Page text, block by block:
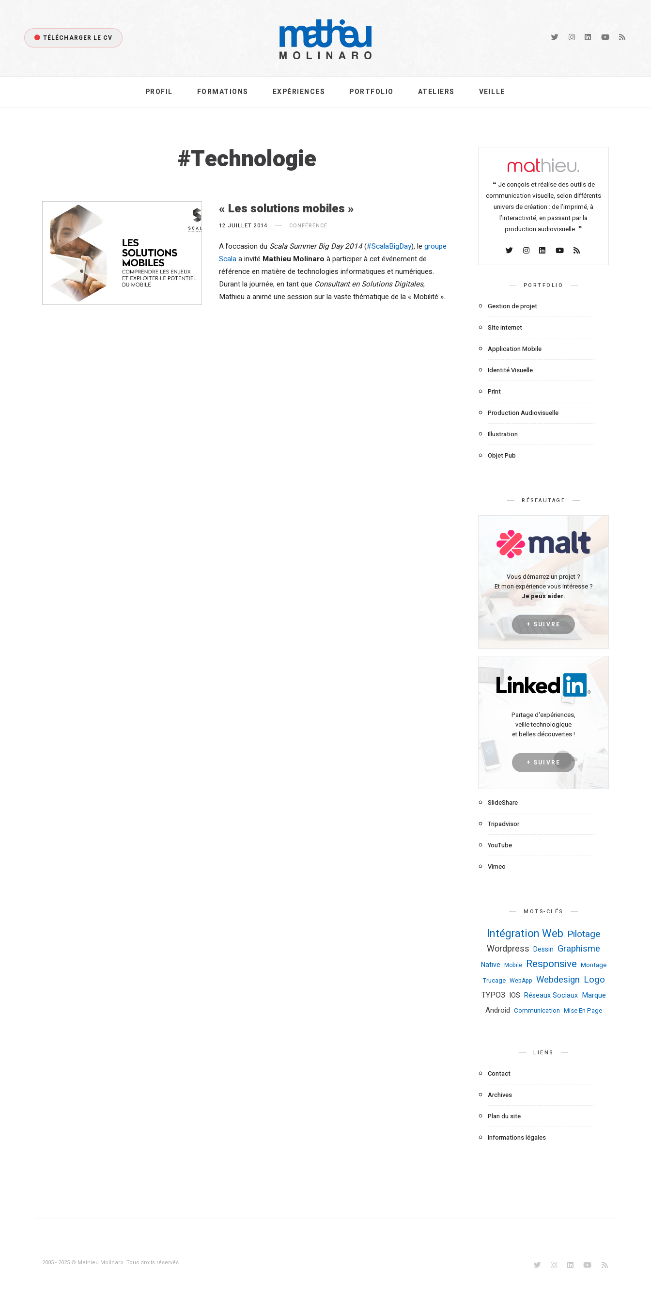
TÉLÉCHARGER LE CV
PROFIL FORMATIONS EXPÉRIENCES PORTFOLIO ATELIERS VEILLE
Tag:
Technologie
« Les solutions mobiles »
12 JUILLET 2014 CONFÉRENCE
A l’occasion du Scala Summer Big Day 2014(#ScalaBigDay), le groupe
Scalaa invité Mathieu Molinaro à participer à cet événement de
référence en matière de technologies informatiques et numériques.
Durant la journée, en tant que Consultant en Solutions Digitales,
Mathieu a animé une session sur la vaste thématique de la « Mobilité ».
❝ Je conçois et réalise des outils de
communication visuelle, selon différents
univers de création : de l’imprimé, à
l’interactivité, en passant par la
production audiovisuelle. ❞
PORTFOLIO
Gestion de projet
Site internet
Application Mobile
Identité Visuelle
Print
Production Audiovisuelle
Illustration
Objet Pub
RÉSEAUTAGE
Vous démarrez un projet ?
Et mon expérience vous intéresse ?
Je peux aider.
+ SUIVRE
Partage d'expériences,
veille technologique
et belles découvertes !
+ SUIVRE
SlideShare
Tripadvisor
YouTube
Vimeo
MOTS-CLÉS
Intégration Web Pilotage
Wordpress Dessin Graphisme
Native Mobile Responsive Montage
Trucage WebApp Webdesign Logo
TYPO3 IOS Réseaux Sociaux Marque
Android Communication Mise En Page
LIENS
Contact
Archives
Plan du site
Informations légales
2005 - 2025 © Mathieu Molinaro. Tous droits réservés.